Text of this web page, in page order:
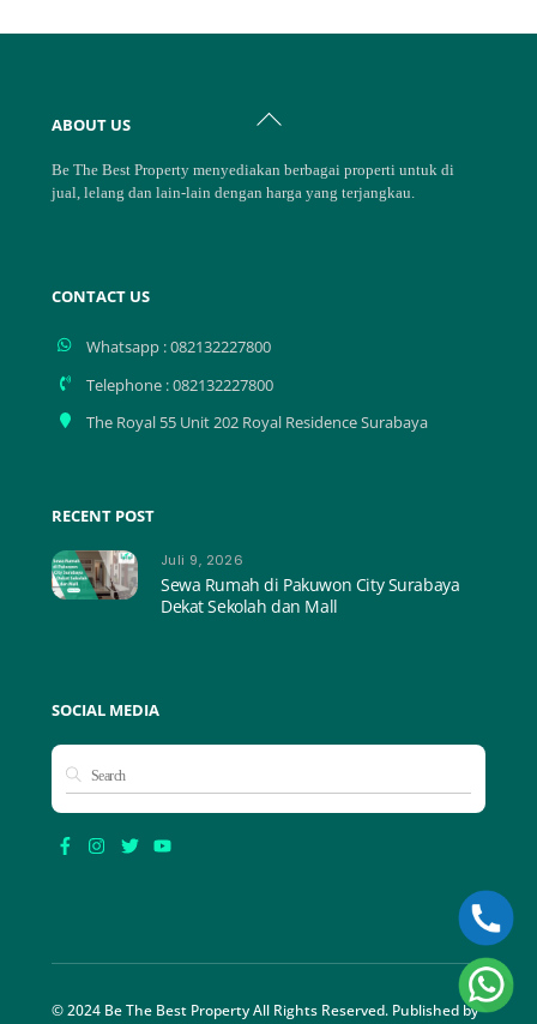
To
ABOUT US
Be The Best Property menyediakan berbagai properti untuk di
jual, lelang dan lain-lain dengan harga yang terjangkau.
CONTACT US
Whatsapp : 082132227800
Telephone : 082132227800
The Royal 55 Unit 202 Royal Residence Surabaya
RECENT POST
Juli 9, 2026
Sewa Rumah di Pakuwon City Surabaya
Dekat Sekolah dan Mall
SOCIAL MEDIA
© 2024 Be The Best Property All Rights Reserved. Published by